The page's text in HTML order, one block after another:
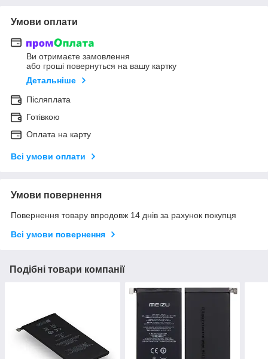
Умови оплати
Ви отримаєте замовлення
або гроші повернуться на вашу картку
Детальніше
Післяплата
Готівкою
Оплата на карту
Всі умови оплати
Умови повернення
Повернення товару впродовж 14 днів за рахунок покупця
Всі умови повернення
Подібні товари компанії